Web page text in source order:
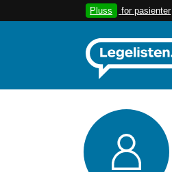
Pluss for pasienter